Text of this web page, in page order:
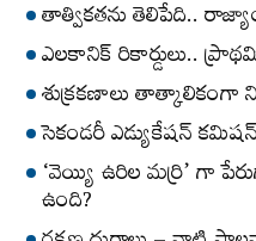
తాత్వికతను తెలిపేది..
ఎలకానిక్‌ రికార్డులు..
శుక్రకణాలు తాత్కాలికంగా
సెకండరీ ఎడ్యుకేషన్‌
‘వెయ్యి ఉరిల మర్రి’ గా
ఉంది?